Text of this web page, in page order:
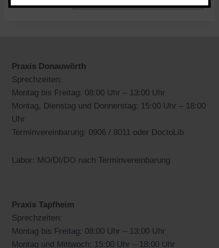
Praxis Donauwörth
Sprechzeiten:
Montag bis Freitag: 08:00 Uhr – 13:00 Uhr
Montag, Dienstag und Donnerstag: 15:00 Uhr – 18:00
Uhr
Terminvereinbarung: 0906 / 8011 oder DoctoLib
Labor: MO/DI/DO nach Terminvereinbarung
Praxis Tapfheim
Sprechzeiten:
Montag bis Freitag: 08:00 Uhr – 13:00 Uhr
Montag und Mittwoch: 15:00 Uhr – 18:00 Uhr